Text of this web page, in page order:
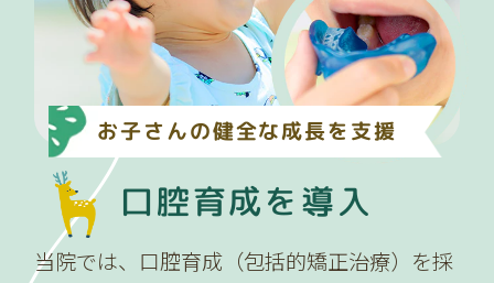
お子さんの健全な成長を支援
口腔育成を導入
当院では、口腔育成（包括的矯正治療）を採